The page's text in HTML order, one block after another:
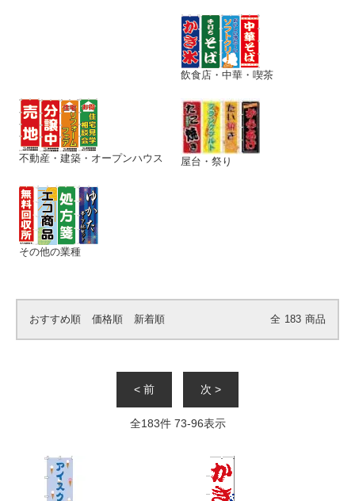
飲食店・中華・喫茶
不動産・建築・オープンハウス 屋台・祭り
その他の業種
おすすめ順 価格順 新着順 全 183 商品
< 前 次 >
全183件 73-96表示